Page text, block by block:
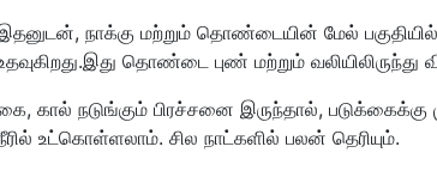
நாக்கு மற்றும் தொண்டையின் மேல்
தொண்டை புண் மற்றும் வலியிலிருந்து
கால் நடுங்கும் பிரச்சனை இருந்தால், படுக்கைக்கு
உட்கொள்ளலாம். சில நாட்களில் பலன் தெரியும்.